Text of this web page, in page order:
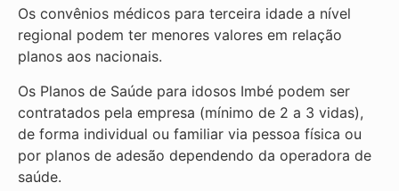
Os convênios médicos para terceira idade a nível
regional podem ter menores valores em relação
planos aos nacionais.
Os Planos de Saúde para idosos Imbé podem ser
contratados pela empresa (mínimo de 2 a 3 vidas),
de forma individual ou familiar via pessoa física ou
por planos de adesão dependendo da operadora de
saúde.